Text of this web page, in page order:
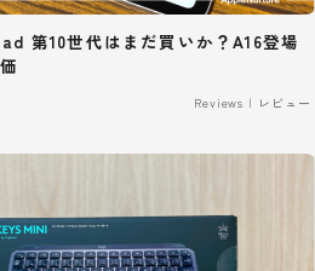
第10世代はまだ買いか？A16登場
Reviews | レビュー